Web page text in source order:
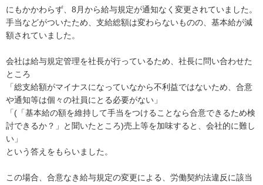
にもかかわらず、8月から給与規定が通知なく変更されていました。
手当などがついたため、支給総額は変わらないものの、基本給が減
額されていました。
会社は給与規定管理を社長が行っているため、社長に問い合わせた
ところ
「総支給額がマイナスになっていなから不利益ではないため、合意
や通知等は個々の社員にとる必要がない」
「(「基本給の額を維持して手当をつけることなら合意できるため検
討できるか？」と聞いたところ)売上等を加味すると、会社的に難し
い」
という答えをもらいました。
この場合、合意なき給与規定の変更による、労働契約法違反に該当